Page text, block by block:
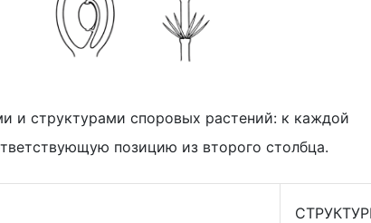
и структурами споровых растений: к каждой
позицию из второго столбца.